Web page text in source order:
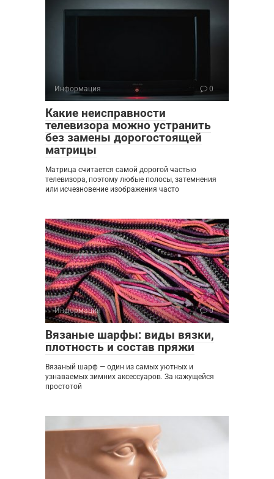
Информация 0
Какие неисправности
телевизора можно устранить
без замены дорогостоящей
матрицы
Матрица считается самой дорогой частью
телевизора, поэтому любые полосы, затемнения
или исчезновение изображения часто
Информация 0
Вязаные шарфы: виды вязки,
плотность и состав пряжи
Вязаный шарф — один из самых уютных и
узнаваемых зимних аксессуаров. За кажущейся
простотой